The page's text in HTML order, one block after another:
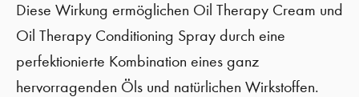
Diese Wirkung ermöglichen Oil Therapy Cream und
Oil Therapy Conditioning Spray durch eine
perfektionierte Kombination eines ganz
hervorragenden Öls und natürlichen Wirkstoffen.